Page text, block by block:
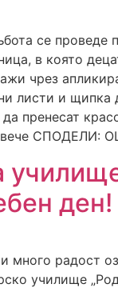
се проведе
в която
чрез
листи и щипка
пренесат
СПОДЕЛИ:
ден!
много радост
училище